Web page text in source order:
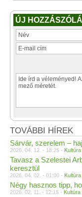
ÚJ
TOVÁBBI HÍREK
Sárvár, szerelem –
2026. 04. 12. - 18:25 - Kultúra
Tavasz a Szelestei
keresztül
2026. 04. 02. - 01:00 - Kultúra
Négy hasznos tipp,
2026. 02. 11. - 12:15 - Kultúra